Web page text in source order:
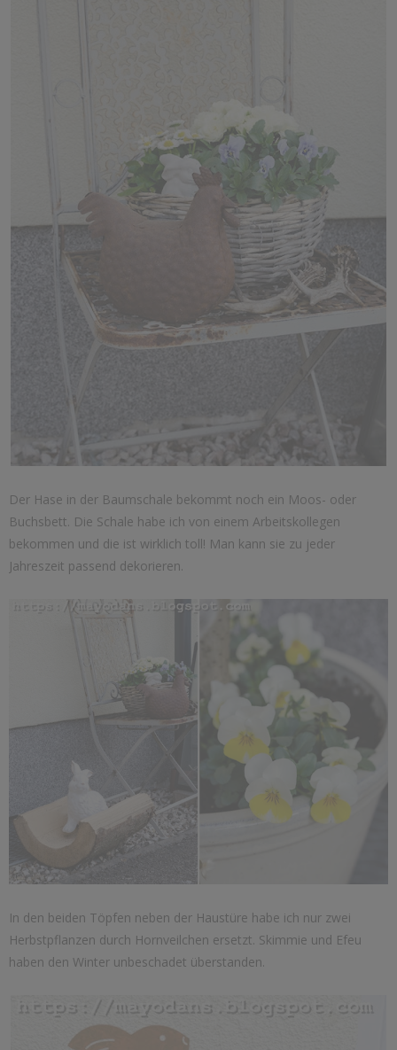
Der Hase in der Baumschale bekommt noch ein Moos- oder
Buchsbett. Die Schale habe ich von einem Arbeitskollegen
bekommen und die ist wirklich toll! Man kann sie zu jeder
Jahreszeit passend dekorieren.
In den beiden Töpfen neben der Haustüre habe ich nur zwei
Herbstpflanzen durch Hornveilchen ersetzt. Skimmie und Efeu
haben den Winter unbeschadet überstanden.